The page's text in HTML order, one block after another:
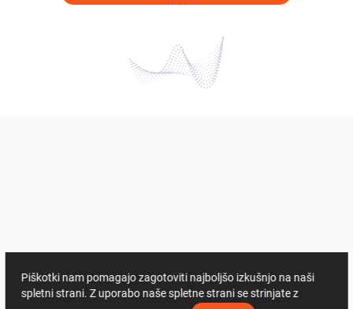
Piškotki nam pomagajo zagotoviti najboljšo izkušnjo na naši
spletni strani. Z uporabo naše spletne strani se strinjate z